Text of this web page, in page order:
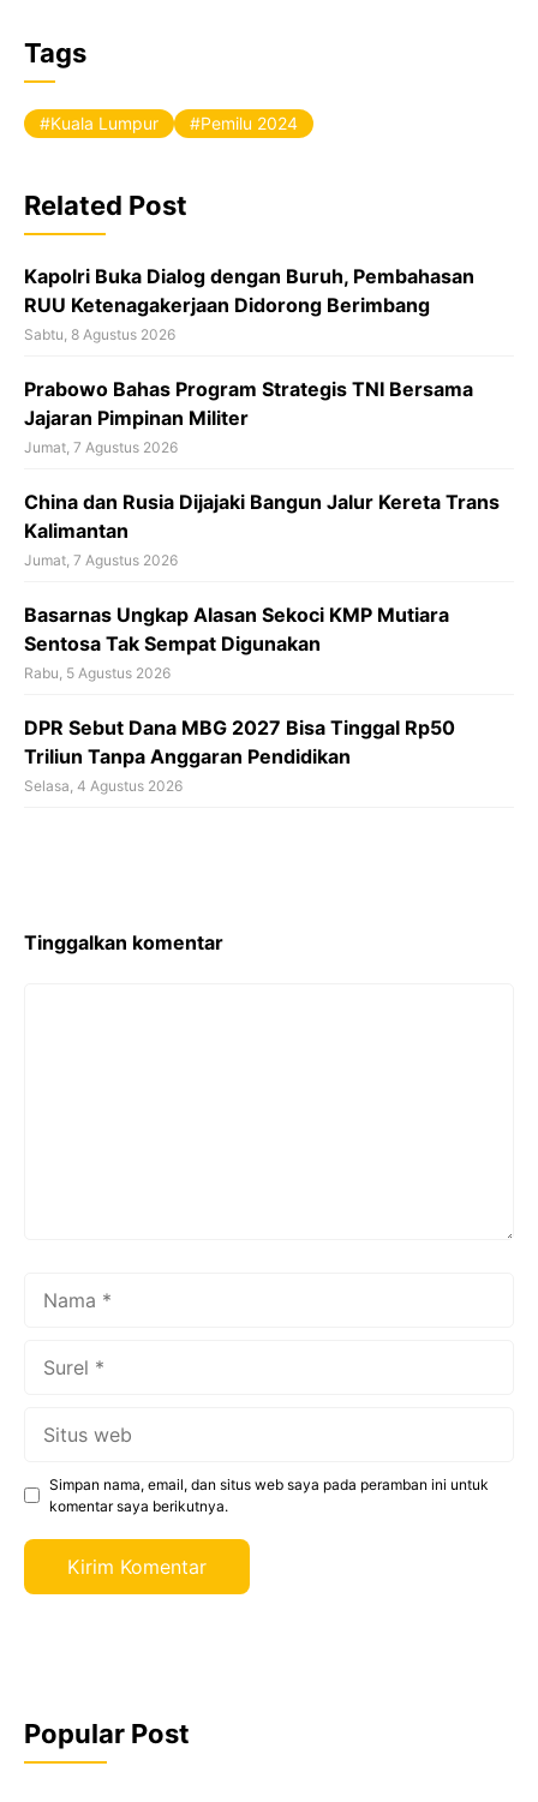
a
c
e
o
o
k
Tags
Kuala Lumpur Pemilu 2024
Related Post
Kapolri Buka Dialog dengan Buruh, Pembahasan
RUU Ketenagakerjaan Didorong Berimbang
Sabtu, 8 Agustus 2026
Prabowo Bahas Program Strategis TNI Bersama
Jajaran Pimpinan Militer
Jumat, 7 Agustus 2026
China dan Rusia Dijajaki Bangun Jalur Kereta Trans
Kalimantan
Jumat, 7 Agustus 2026
Basarnas Ungkap Alasan Sekoci KMP Mutiara
Sentosa Tak Sempat Digunakan
Rabu, 5 Agustus 2026
DPR Sebut Dana MBG 2027 Bisa Tinggal Rp50
Triliun Tanpa Anggaran Pendidikan
Selasa, 4 Agustus 2026
Tinggalkan komentar
Simpan nama, email, dan situs web saya pada peramban ini untuk
komentar saya berikutnya.
Popular Post